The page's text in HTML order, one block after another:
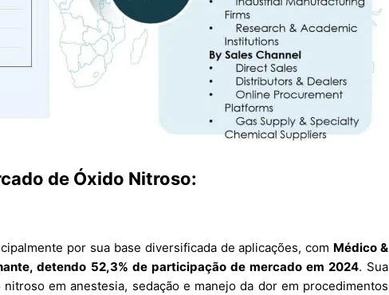
de Óxido Nitroso:
por sua base diversificada de aplicações, com Médico &
detendo 52,3% de participação de mercado em 2024. Sua
em anestesia, sedação e manejo da dor em procedimentos